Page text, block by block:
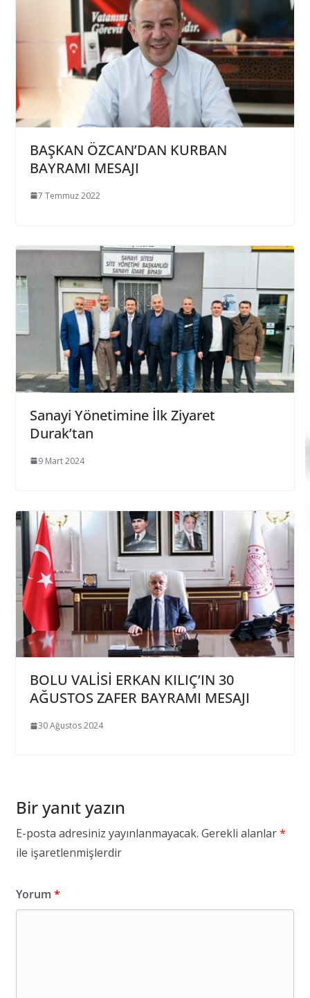
BAŞKAN ÖZCAN’DAN KURBAN
BAYRAMI MESAJI
7 Temmuz 2022
Sanayi Yönetimine İlk Ziyaret
Durak’tan
9 Mart 2024
BOLU VALİSİ ERKAN KILIÇ’IN 30
AĞUSTOS ZAFER BAYRAMI MESAJI
30 Ağustos 2024
Bir yanıt yazın
E-posta adresiniz yayınlanmayacak. Gerekli alanlar*
ile işaretlenmişlerdir
Yorum *